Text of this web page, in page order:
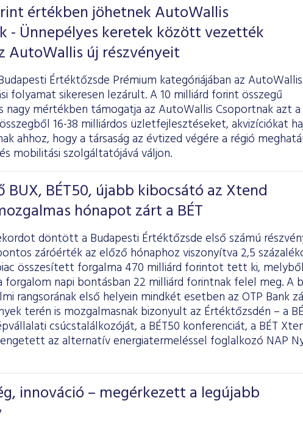
értékben jöhetnek AutoWallis
- Ünnepélyes keretek között vezették
AutoWallis új részvényeit
Értéktőzsde Prémium kategóriájában az
folyamat sikeresen lezárult. A 10 milliárd forint összegű
nagy mértékben támogatja az AutoWallis Csoportnak azt
16-38 milliárdos üzletfejlesztéseket, akvizíciókat
ahhoz, hogy a társaság az évtized végére a régió
mobilitási szolgáltatójává váljon.
BÉT50, újabb kibocsátó az Xtend
hónapot zárt a BÉT
döntött a Budapesti Értéktőzsde első számú
záróérték az előző hónaphoz viszonyítva 2,5
összesített forgalma 470 milliárd forintot tett ki,
forgalom napi bontásban 22 milliárd forintnak felel meg. A
rangsorának első helyein mindkét esetben az OTP Bank
terén is mozgalmasnak bizonyult az Értéktőzsdén – a
csúcstalálkozóját, a BÉT50 konferenciát, a BÉT
az alternatív energiatermeléssel foglalkozó NAP
innováció – megérkezett a legújabb